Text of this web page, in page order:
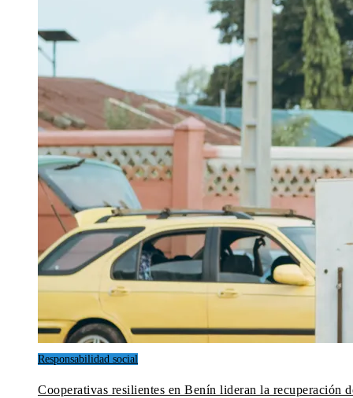
Responsabilidad social
Cooperativas resilientes en Benín lideran la recuperación